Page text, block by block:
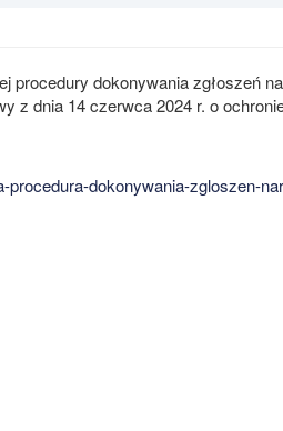
procedury dokonywania zgłoszeń
z dnia 14 czerwca 2024 r. o
procedura-dokonywania-zgloszen-